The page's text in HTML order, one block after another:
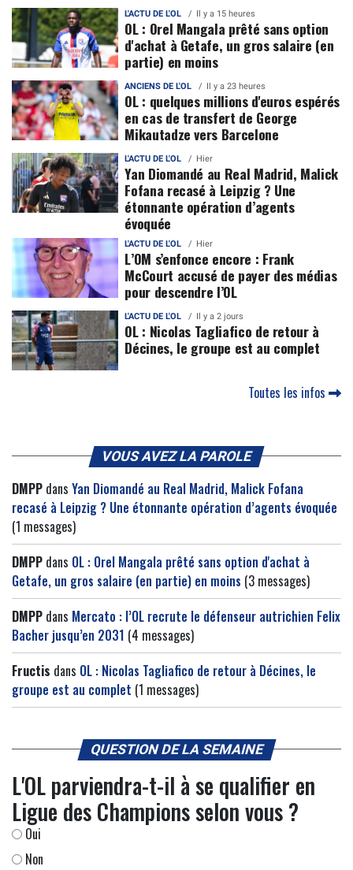
L'ACTU DE L'OL Il y a 15 heures
OL : Orel Mangala prêté sans option
d'achat à Getafe, un gros salaire (en
partie) en moins
ANCIENS DE L'OL Il y a 23 heures
OL : quelques millions d'euros espérés
en cas de transfert de George
Mikautadze vers Barcelone
L'ACTU DE L'OL Hier
Yan Diomandé au Real Madrid, Malick
Fofana recasé à Leipzig ? Une
étonnante opération d’agents
évoquée
L'ACTU DE L'OL Hier
L’OM s’enfonce encore : Frank
McCourt accusé de payer des médias
pour descendre l’OL
L'ACTU DE L'OL Il y a 2 jours
OL : Nicolas Tagliafico de retour à
Décines, le groupe est au complet
Toutes les infos
VOUS AVEZ LA PAROLE
DMPP dans Yan Diomandé au Real Madrid, Malick Fofana
recasé à Leipzig ? Une étonnante opération d’agents évoquée
(1 messages)
DMPP dans OL : Orel Mangala prêté sans option d'achat à
Getafe, un gros salaire (en partie) en moins (3 messages)
DMPP dans Mercato : l’OL recrute le défenseur autrichien Felix
Bacher jusqu’en 2031 (4 messages)
Fructis dans OL : Nicolas Tagliafico de retour à Décines, le
groupe est au complet (1 messages)
QUESTION DE LA SEMAINE
L'OL parviendra-t-il à se qualifier en
Ligue des Champions selon vous ?
Oui
Non